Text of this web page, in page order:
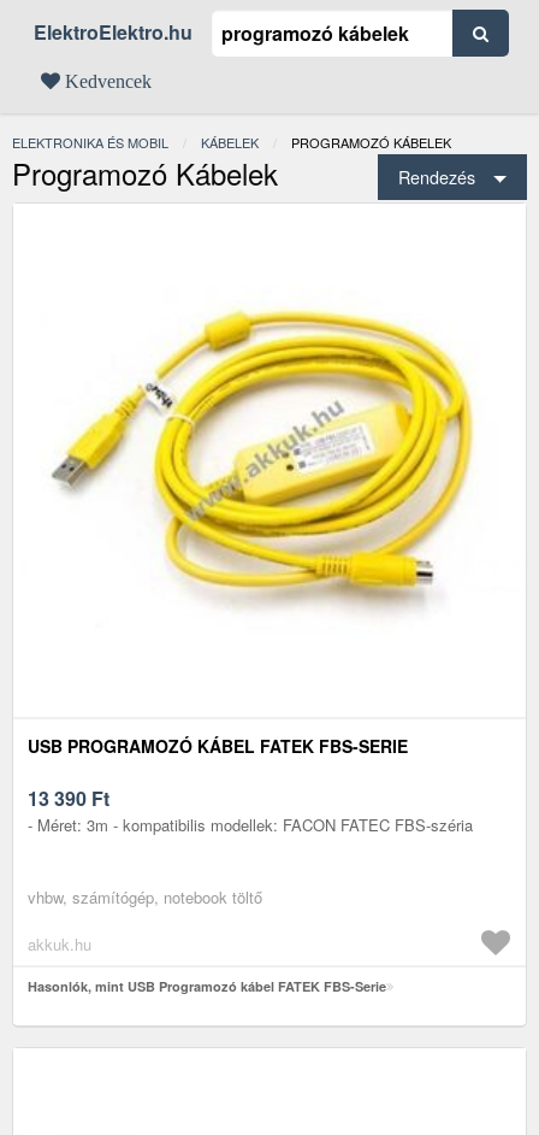
ElektroElektro.hu
Kedvencek
ELEKTRONIKA ÉS MOBIL KÁBELEK JELENLEGI:
PROGRAMOZÓ KÁBELEK
Programozó Kábelek Rendezés
USB PROGRAMOZÓ KÁBEL FATEK FBS-SERIE
13 390 Ft
- Méret: 3m - kompatibilis modellek: FACON FATEC FBS-széria
vhbw, számítógép, notebook töltő
akkuk.hu
Hasonlók, mint USB Programozó kábel FATEK FBS-Serie